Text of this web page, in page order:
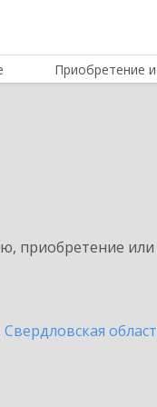
Приобретение
приобретение или
Свердловская